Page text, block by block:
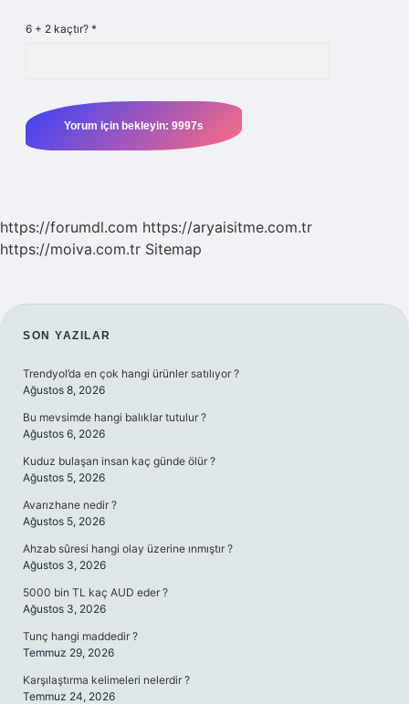
6 + 2 kaçtır? *
https://forumdl.com https://aryaisitme.com.tr
https://moiva.com.tr Sitemap
SIDEBAR
SON YAZILAR
Trendyol’da en çok hangi ürünler satılıyor ?
Ağustos 8, 2026
Bu mevsimde hangi balıklar tutulur ?
Ağustos 6, 2026
Kuduz bulaşan insan kaç günde ölür ?
Ağustos 5, 2026
Avarızhane nedir ?
Ağustos 5, 2026
Ahzab sûresi hangi olay üzerine ınmıştır ?
Ağustos 3, 2026
5000 bin TL kaç AUD eder ?
Ağustos 3, 2026
Tunç hangi maddedir ?
Temmuz 29, 2026
Karşılaştırma kelimeleri nelerdir ?
Temmuz 24, 2026